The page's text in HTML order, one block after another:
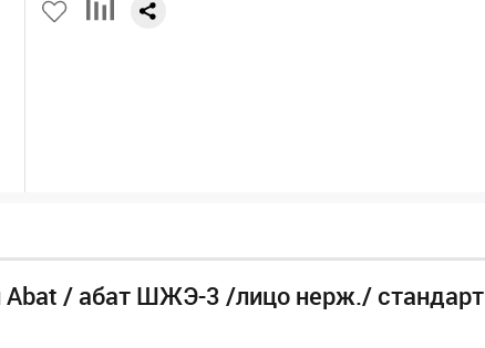
/ абат ШЖЭ-3 /лицо нерж./ стандарт